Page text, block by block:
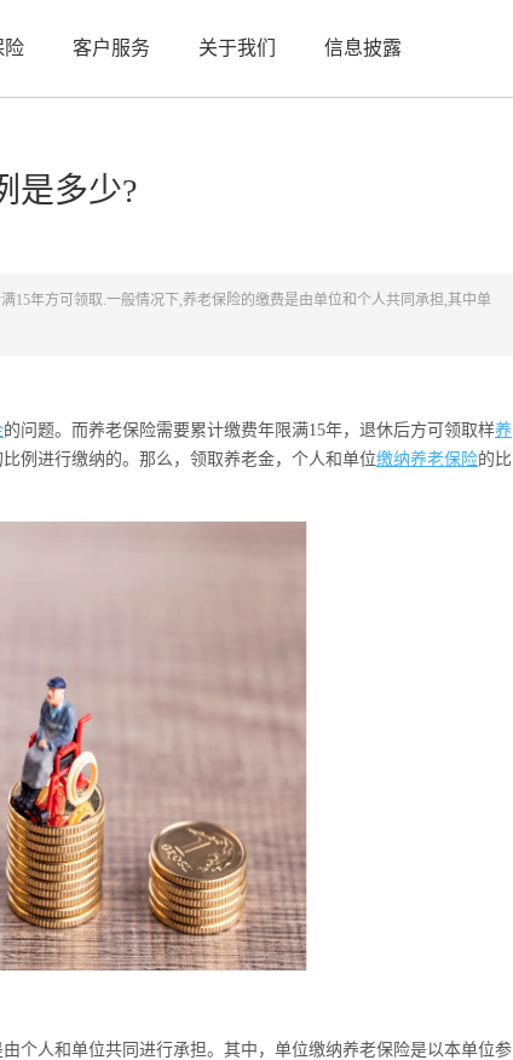
险 客户服务 关于我们 信息披露
是多少?
15年方可领取.一般情况下,养老保险的缴费是由单位和个人共同承担,其中单
的问题。而养老保险需要累计缴费年限满15年，退休后方可领取样养
例进行缴纳的。那么，领取养老金，个人和单位缴纳养老保险的比
个人和单位共同进行承担。其中，单位缴纳养老保险是以本单位参